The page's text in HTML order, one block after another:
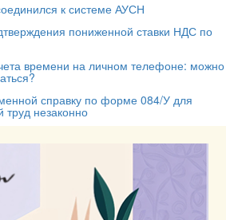
к системе АУСН
пониженной ставки НДС по
времени на личном телефоне: можно
справку по форме 084/У для
труд незаконно